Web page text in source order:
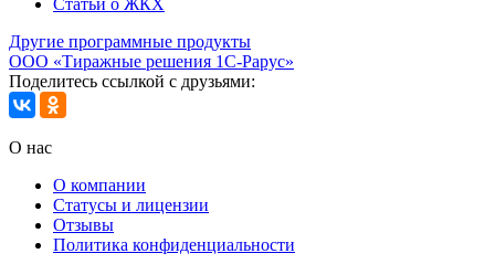
Статьи о ЖКХ
Другие программные продукты
ООО «Тиражные решения 1С-Рарус»
Поделитесь ссылкой с друзьями:
О нас
О компании
Статусы и лицензии
Отзывы
Политика конфиденциальности